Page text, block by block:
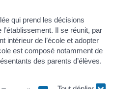
qui prend les décisions
l’établissement. Il se réunit, par
intérieur de l’école et adopter
est composé notamment de
des parents d’élèves.